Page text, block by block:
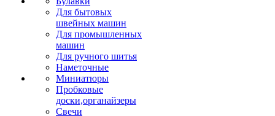
Для бытовых
швейных машин
Для промышленных
машин
Для ручного шитья
Наметочные
Миниатюры
Пробковые
доски,органайзеры
Свечи